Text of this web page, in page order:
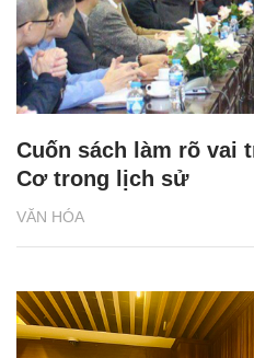
VĂN HÓA
Cuốn sách làm rõ vai
Cơ trong lịch sử